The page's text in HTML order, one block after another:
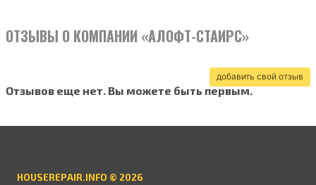
ОТЗЫВЫ О КОМПАНИИ «АЛОФТ-СТАИРС»
добавить свой отзыв
Отзывов еще нет. Вы можете быть первым.
HOUSEREPAIR.INFO © 2026